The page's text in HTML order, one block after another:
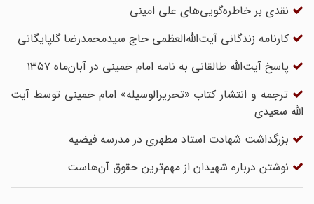
نقدی بر خاطره‌گویی‌های علی امینی
کارنامه زندگانی آیت‌الله‌العظمی حاج سیدمحمدرضا گلپایگانی
پاسخ آیت‌الله طالقانی به نامه امام خمینی در آبان‌ماه ۱۳۵۷
ترجمه و انتشار کتاب «تحریرالوسیله» امام خمینی توسط آیت
الله سعیدی
بزرگداشت شهادت استاد مطهری در مدرسه فیضیه
نوشتن درباره شهیدان از مهم‌ترین حقوق آن‌هاست